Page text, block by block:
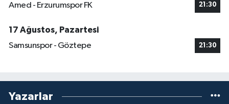
Amed - Erzurumspor FK 21:30
17 Ağustos, Pazartesi
Samsunspor - Göztepe
21:30
Yazarlar